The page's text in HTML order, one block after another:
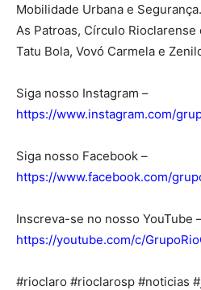
Mobilidade Urbana e
As Patroas, Círculo
Tatu Bola, Vovó Carmela e
Siga nosso Instagram –
https://www.instagram.com/
Siga nosso Facebook –
https://www.facebook.com/
Inscreva-se no nosso YouTube
https://youtube.com/c/
#rioclaro #rioclarosp #noticias